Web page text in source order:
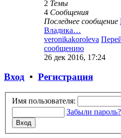
2 Темы
4 Сообщения
Последнее сообщение
Владика…
veronikakoroleva
сообщению
26 дек 2016, 17:24
Вход • Регистрация
Имя пользователя:
Забыли пароль?